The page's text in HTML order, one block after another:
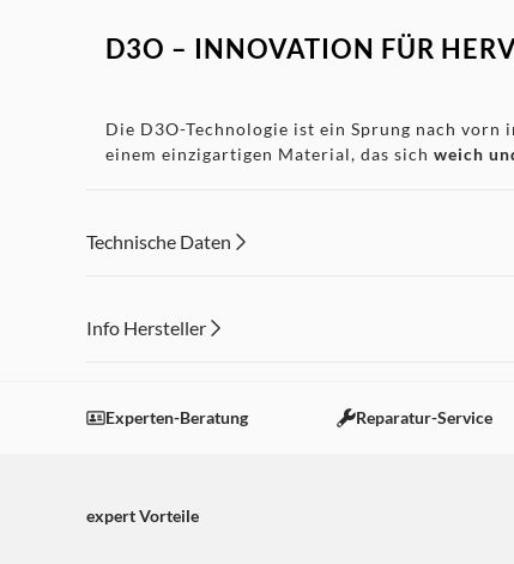
D3O – INNOVATION FÜR
Die D3O-Technologie ist ein Sprung nach
einem einzigartigen Material, das sich weich
D3O-ZERTIFIZIERUNG:
DieD3O-Zertifizierung ist nicht nur ein
Technische Daten
Info Hersteller
Einstellungen anpassen
Experten-Beratung Reparatur-Service
expert Vorteile